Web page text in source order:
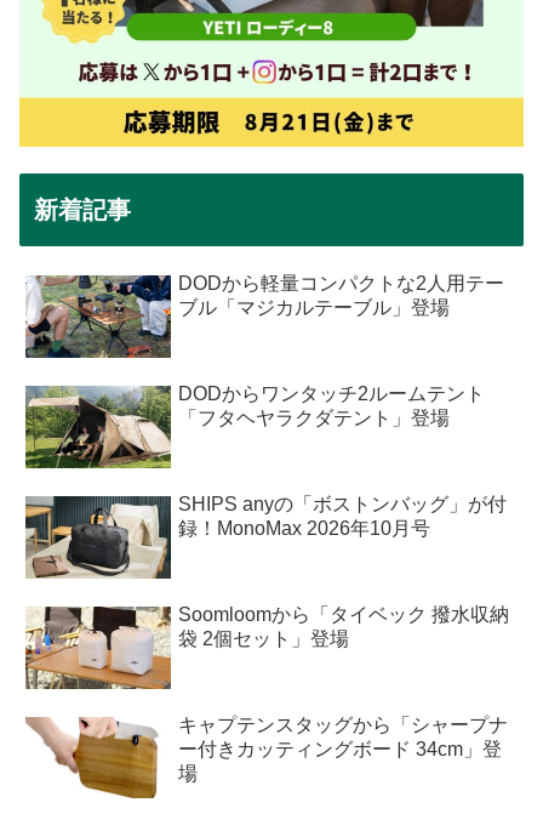
新着記事
DODから軽量コンパクトな2人用テー
ブル「マジカルテーブル」登場
DODからワンタッチ2ルームテント
「フタヘヤラクダテント」登場
SHIPS anyの「ボストンバッグ」が付
録！MonoMax 2026年10月号
Soomloomから「タイベック 撥水収納
袋 2個セット」登場
キャプテンスタッグから「シャープナ
ー付きカッティングボード 34cm」登
場